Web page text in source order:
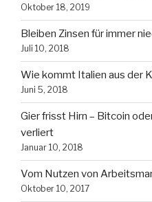
Oktober 18, 2019
Bleiben Zinsen für immer
Juli 10, 2018
Wie kommt Italien aus der
Juni 5, 2018
Gier frisst Hirn – Bitcoin
verliert
Januar 10, 2018
Vom Nutzen von
Oktober 10, 2017